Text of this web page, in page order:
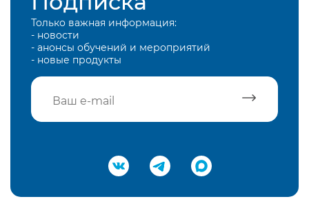
Только важная информация:
- новости
- анонсы обучений и мероприятий
- новые продукты
Подтвердить e-mail